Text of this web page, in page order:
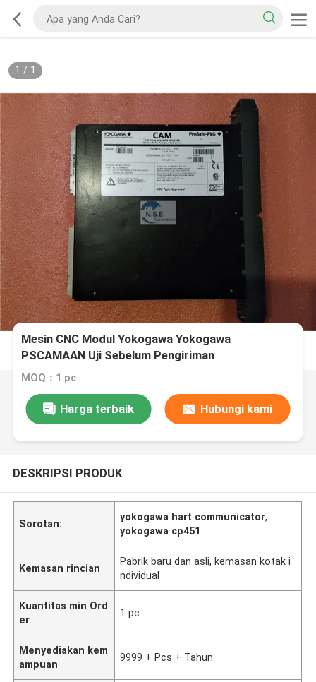
1 / 1
Mesin CNC Modul Yokogawa Yokogawa
PSCAMAAN Uji Sebelum Pengiriman
MOQ：1 pc
Harga terbaik Hubungi kami
DESKRIPSI PRODUK
Sorotan:
yokogawa hart communicator,
yokogawa cp451
Kemasan rincian
Pabrik baru dan asli, kemasan kotak i
ndividual
Kuantitas min Ord
er
1 pc
Menyediakan kem
ampuan
9999 + Pcs + Tahun